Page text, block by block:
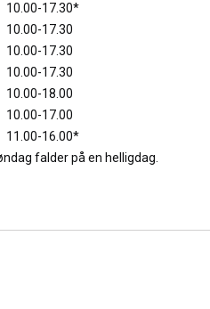
10.00-17.30*
10.00-17.30
10.00-17.30
10.00-17.30
10.00-18.00
10.00-17.00
11.00-16.00*
falder på en helligdag.